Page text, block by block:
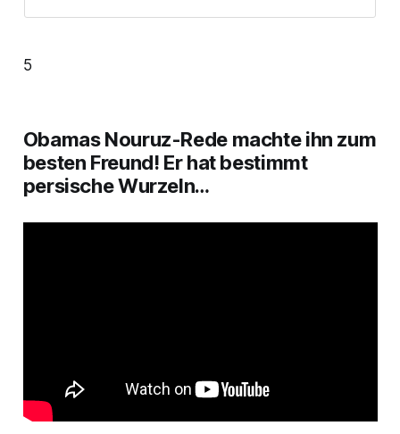
5
Obamas Nouruz-Rede machte ihn zum
besten Freund! Er hat bestimmt
persische Wurzeln…